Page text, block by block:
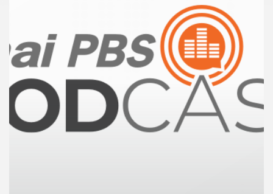
เพล
ย์
สต์
ของ
คุณ